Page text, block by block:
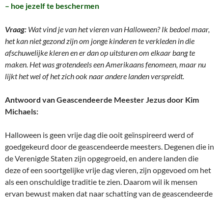
– hoe jezelf te beschermen
Vraag: Wat vind je van het vieren van Halloween? Ik bedoel maar,
het kan niet gezond zijn om jonge kinderen te verkleden in die
afschuwelijke kleren en er dan op uitsturen om elkaar bang te
maken. Het was grotendeels een Amerikaans fenomeen, maar nu
lijkt het wel of het zich ook naar andere landen verspreidt.
Antwoord van Geascendeerde Meester Jezus door Kim
Michaels:
Halloween is geen vrije dag die ooit geïnspireerd werd of
goedgekeurd door de geascendeerde meesters. Degenen die in
de Verenigde Staten zijn opgegroeid, en andere landen die
deze of een soortgelijke vrije dag vieren, zijn opgevoed om het
als een onschuldige traditie te zien. Daarom wil ik mensen
ervan bewust maken dat naar schatting van de geascendeerde